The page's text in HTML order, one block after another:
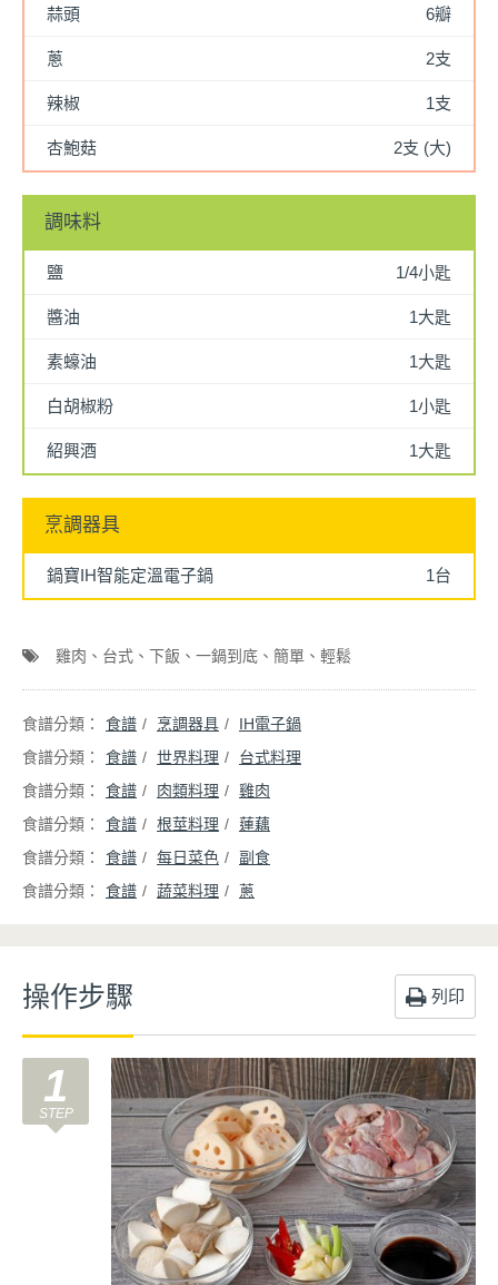
蒜頭 6瓣
蔥 2支
辣椒 1支
杏鮑菇 2支 (大)
調味料
鹽 1/4小匙
醬油 1大匙
素蠔油 1大匙
白胡椒粉 1小匙
紹興酒 1大匙
烹調器具
鍋寶IH智能定溫電子鍋 1台
雞肉 台式 下飯 一鍋到底 簡單 輕鬆
食譜 烹調器具
IH電子鍋
食譜
世界料理
台式料理
食譜
肉類料理
雞肉
食譜
根莖料理
蓮藕
食譜
每日菜色
副食
食譜
蔬菜料理 蔥
操作步驟 列印
1